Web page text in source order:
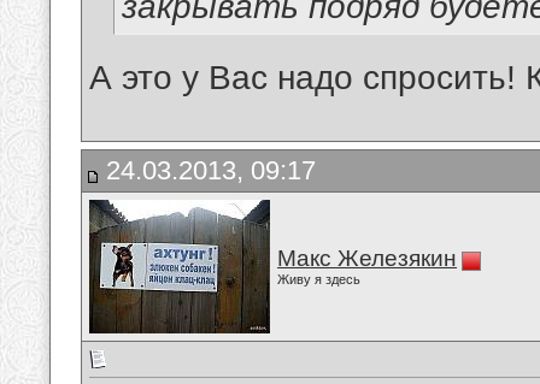
А это у Вас надо спросить!
24.03.2013, 09:17
Макс Железякин
Живу я здесь